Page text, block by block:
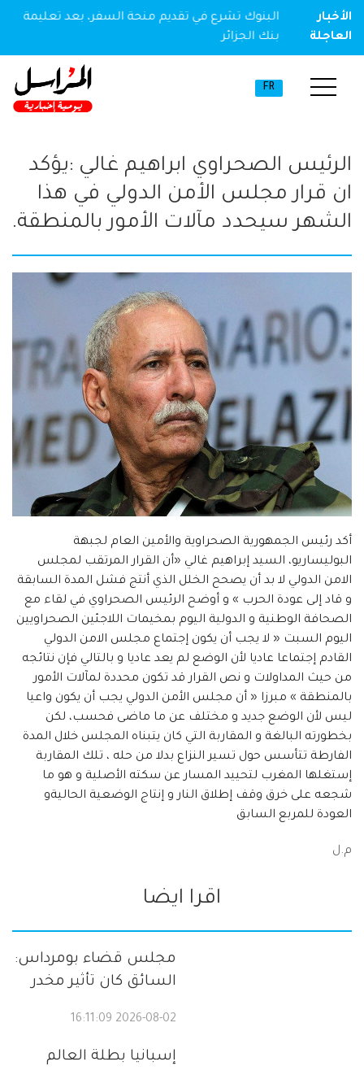
الأخبار
العاجلة
مخدر
البنوك تشرع في تقديم منحة السفر، بعد تعليمة
بنك الجزائر
FR
الرئيس الصحراوي ابراهيم غالي :يؤكد
ان قرار مجلس الأمن الدولي في هذا
الشهر سيحدد مآلات الأمور بالمنطقة.
أكد رئيس الجمهورية الصحراوية والأمين العام لجبهة
البوليساريو، السيد إبراهيم غالي «أن القرار المرتقب لمجلس
الامن الدولي لا بد أن يصحح الخلل الذي أنتج فشل المدة السابقة
و قاد إلى عودة الحرب » و أوضح الرئيس الصحراوي في لقاء مع
الصحافة الوطنية و الدولية اليوم بمخيمات اللاجئين الصحراويين
اليوم السبت « لا يجب أن يكون إجتماع مجلس الامن الدولي
القادم إجتماعا عاديا لأن الوضع لم يعد عاديا و بالتالي فإن نتائجه
من حيث المداولات و نص القرار قد تكون محددة لمآلات الأمور
بالمنطقة » مبرزا « أن مجلس الأمن الدولي يجب أن يكون واعيا
ليس لأن الوضع جديد و مختلف عن ما ماضى فحسب، لكن
بخطورته البالغة و المقاربة التي كان يتبناه المجلس خلال المدة
الفارطة تتأسس حول تسير النزاع بدلا من حله ، تلك المقاربة
إستغلها المغرب لتحييد المسار عن سكته الأصلية و هو ما
شجعه على خرق وقف إطلاق النار و إنتاج الوضعية الحاليةو
العودة للمربع السابق
م.ل
اقرا ايضا
مجلس قضاء بومرداس:
السائق كان تأثير مخدر
2026-08-02 16:11:09
إسبانيا بطلة العالم